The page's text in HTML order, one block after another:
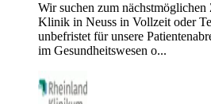
Wir suchen zum
Klinik in Neuss in Vollzeit oder
unbefristet für unsere
im Gesundheitswesen o...